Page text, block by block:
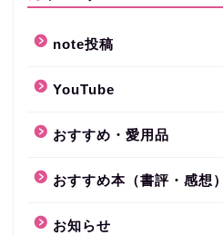
note投稿
YouTube
おすすめ・愛用品
おすすめ本（書評・感想）
お知らせ